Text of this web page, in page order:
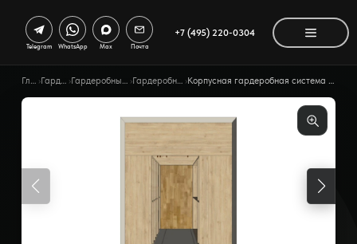
+7 (495) 220-0304
Telegram WhatsApp Max Почта
Главная › Гардеробные › Гардеробные по помещению › Гардеробная в квартире › Корпусная гардеробная система П-образной формы и высотой 260 см